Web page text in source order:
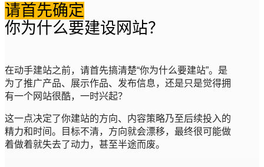
请首先确定
你为什么要建设网站？
在动手建站之前，请首先搞清楚“你为什么要建站”。是
为了推广产品、展示作品、发布信息，还是只是觉得拥
有一个网站很酷，一时兴起？
这一点决定了你建站的方向、内容策略乃至后续投入的
精力和时间。目标不清，方向就会漂移，最终很可能做
着做着就失去了动力，甚至半途而废。